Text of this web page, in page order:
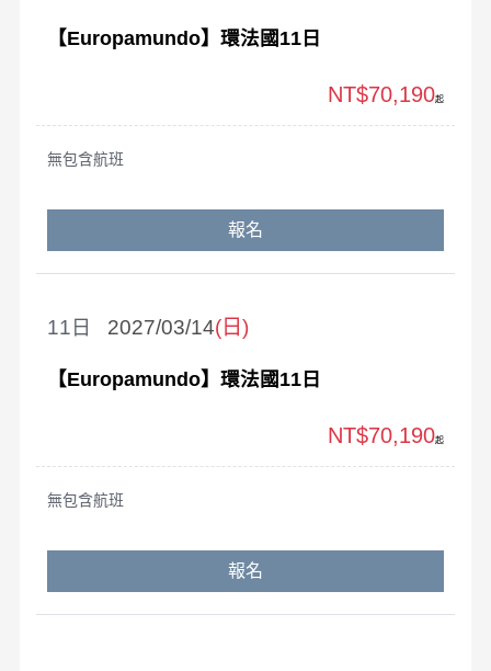
【Europamundo】環法國11日
無包含航班
NT$70,190起
報名
2027/03/14(日)
11
【Europamundo】環法國11日
無包含航班
NT$70,190起
報名